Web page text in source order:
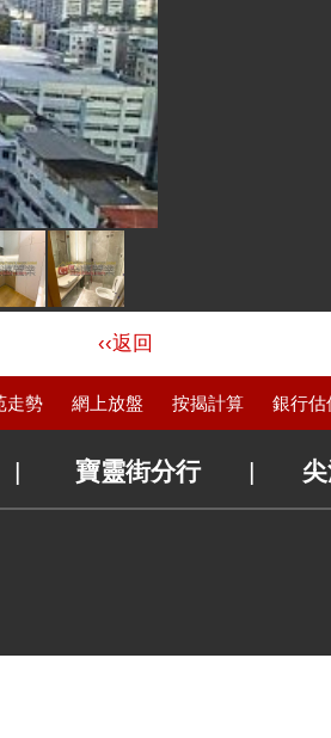
‹‹返回
走勢 網上放盤 按揭計算 銀行估
| 寶靈街分行 |